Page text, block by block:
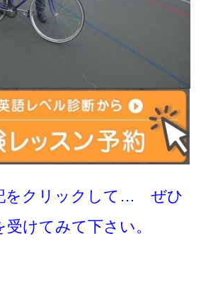
をクリックして… ぜひ
けてみて下さい。